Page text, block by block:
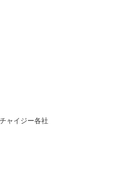
なサービス Platinum
ご利用いただけるサービス
るお願い
対策のお願い
ン対策のお願い
いて
びテロ資金供与等の対策に
方針
み
ティサイト
ャイジー各社